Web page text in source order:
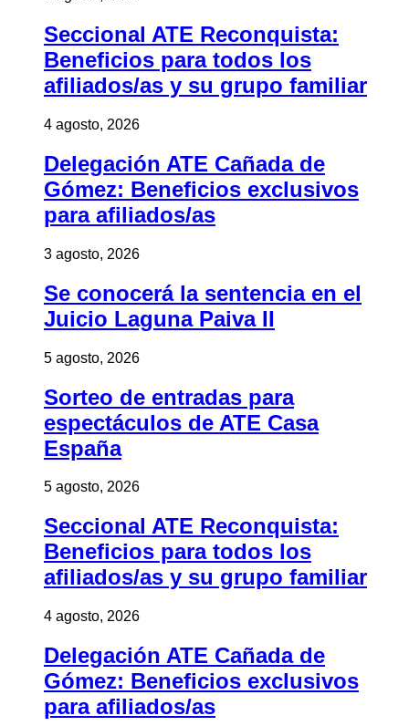
Seccional ATE Reconquista:
Beneficios para todos los
afiliados/as y su grupo familiar
4 agosto, 2026
Delegación ATE Cañada de
Gómez: Beneficios exclusivos
para afiliados/as
3 agosto, 2026
Se conocerá la sentencia en el
Juicio Laguna Paiva II
5 agosto, 2026
Sorteo de entradas para
espectáculos de ATE Casa
España
5 agosto, 2026
Seccional ATE Reconquista:
Beneficios para todos los
afiliados/as y su grupo familiar
4 agosto, 2026
Delegación ATE Cañada de
Gómez: Beneficios exclusivos
para afiliados/as